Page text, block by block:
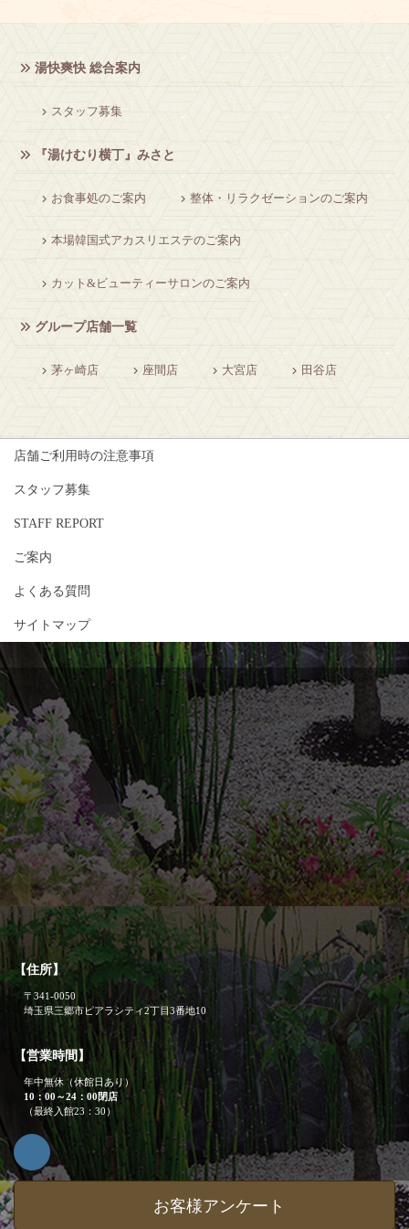
湯快爽快 総合案内
スタッフ募集
『湯けむり横丁』みさと
お食事処のご案内 整体・リラクゼーションのご案内
本場韓国式アカスリエステのご案内
カット&ビューティーサロンのご案内
グループ店舗一覧
茅ヶ崎店 座間店 大宮店 田谷店
店舗ご利用時の注意事項
スタッフ募集
STAFF REPORT
ご案内
よくある質問
サイトマップ
【住所】
〒341-0050
埼玉県三郷市ピアラシティ2丁目3番地10
【営業時間】
年中無休（休館日あり）
10：00～24：00閉店
（最終入館23：30）
お客様アンケート